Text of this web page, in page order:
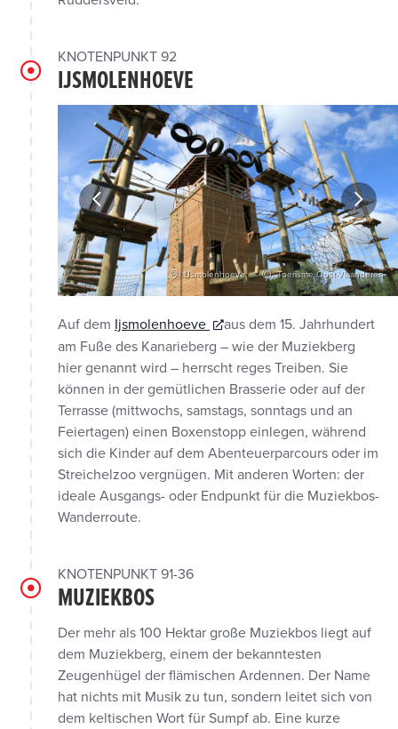
KNOTENPUNKT 92
IJSMOLENHOEVE
IJsmolenhoeve Toerisme Oost-Vlaanderen
Auf dem Ijsmolenhoeve
aus dem 15. Jahrhundert
am Fuße des Kanarieberg – wie der Muziekberg
hier genannt wird – herrscht reges Treiben. Sie
können in der gemütlichen Brasserie oder auf der
Terrasse (mittwochs, samstags, sonntags und an
Feiertagen) einen Boxenstopp einlegen, während
sich die Kinder auf dem Abenteuerparcours oder im
Streichelzoo vergnügen. Mit anderen Worten: der
ideale Ausgangs- oder Endpunkt für die Muziekbos-
Wanderroute.
KNOTENPUNKT 91-36
MUZIEKBOS
Der mehr als 100 Hektar große Muziekbos liegt auf
dem Muziekberg, einem der bekanntesten
Zeugenhügel der flämischen Ardennen. Der Name
hat nichts mit Musik zu tun, sondern leitet sich von
dem keltischen Wort für Sumpf ab. Eine kurze